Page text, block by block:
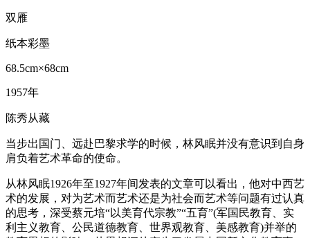
双雁
纸本彩墨
68.5cm×68cm
1957年
陈秀从藏
当步出国门、远赴巴黎求学的时候，林风眠并没有意识到自身
肩负着艺术革命的使命。
从林风眠1926年至1927年间发表的文章可以看出，他对中西艺
术的发展，对为艺术而艺术还是为社会而艺术等问题有过认真
的思考，深受蔡元培“以美育代宗教”“五育”(军国民教育、实
利主义教育、公民道德教育、世界观教育、美感教育)并举的